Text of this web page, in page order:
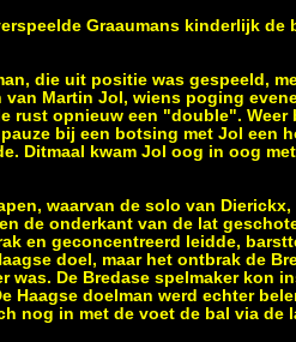
Graaumans kinderlijk de
die uit positie was gespeeld,
Martin Jol, wiens poging
rust opnieuw een "double". Weer
bij een botsing met Jol een
Ditmaal kwam Jol oog in oog
waarvan de solo van
de onderkant van de lat
en geconcentreerd leidde,
doel, maar het ontbrak de
De Bredase spelmaker kon
Haagse doelman werd echter
nog in met de voet de bal via de